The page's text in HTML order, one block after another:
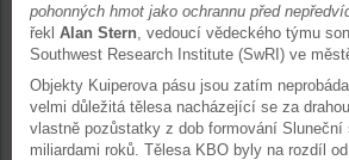
pohonných hmot jako ochrannu před
řekl Alan Stern, vedoucí vědeckého týmu
Southwest Research Institute (SwRI) ve
Objekty Kuiperova pásu jsou zatím
velmi důležitá tělesa nacházející se za
vlastně pozůstatky z dob formování Sluneční
miliardami roků. Tělesa KBO byly na rozdíl